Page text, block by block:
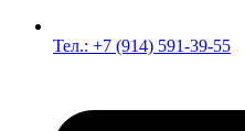
Тел.: +7 (914) 591-39-55